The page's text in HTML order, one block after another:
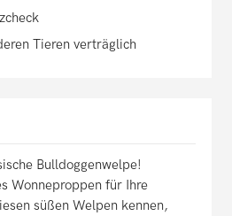
Tieren verträglich
Bulldoggenwelpe!
Wonneproppen für Ihre
süßen Welpen kennen,